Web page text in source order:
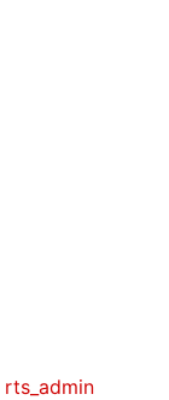
rts_admin